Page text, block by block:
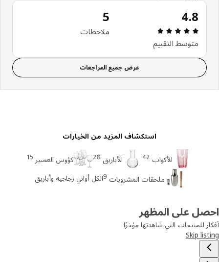
4.8
مراجعة التقييم: 4.8 من أصل 5 النجوم. إجمالي المراجعات: 5
متوسط التقييم
ملاحظات
عرض جميع المراجعات
استكشاف المزيد من الخيارات
الأكواب 42 الأباريق 28 كؤوس العصير
ملحقات المشروبات 9الكل أواني زجاجية وأباريق
على المظهر
للمنتجات التي شاهدتها مؤخرًا
Skip